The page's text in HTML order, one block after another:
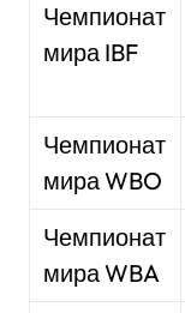
Чемпионат
мира IBF
Чемпионат
мира WBO
Чемпионат
мира WBA